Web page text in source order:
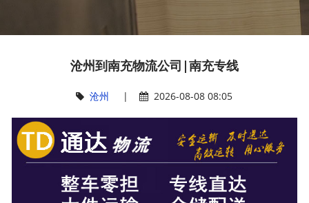
沧州到南充物流公司|南充专线
沧州 | 2026-08-08 08:05